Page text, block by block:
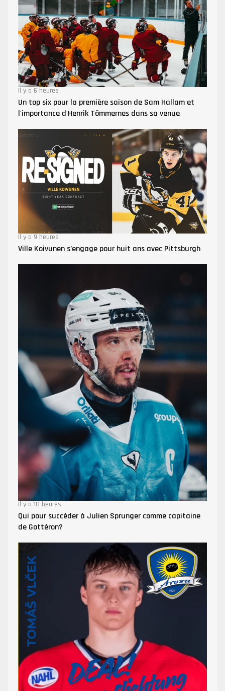
Il y a 6 heures
Un top six pour la première saison de Sam Hallam et
l'importance d'Henrik Tömmernes dans sa venue
Il y a 9 heures
Ville Koivunen s’engage pour huit ans avec Pittsburgh
Il y a 10 heures
Qui pour succéder à Julien Sprunger comme capitaine
de Gottéron?